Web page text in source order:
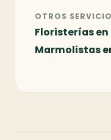
OTROS
Floristerías
Marmolistas